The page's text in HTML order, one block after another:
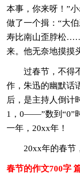
本事，你来呀！”
做了一个揖：“大
寿比南山歪脖松
来。他无奈地摸摸
过春节，不得
作，朱迅的幽默话
后，是主持人倒计
1，0——”数到“0”
一年，20xx年！
20xx年的春节
春节的作文700字